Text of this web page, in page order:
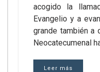
acogido la
Evangelio y a
grande también a
Neocatecumenal
Leer más